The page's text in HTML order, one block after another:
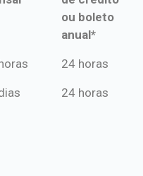
ou boleto
anual*
*Pagamento
de crédito
24 horas
24 horas